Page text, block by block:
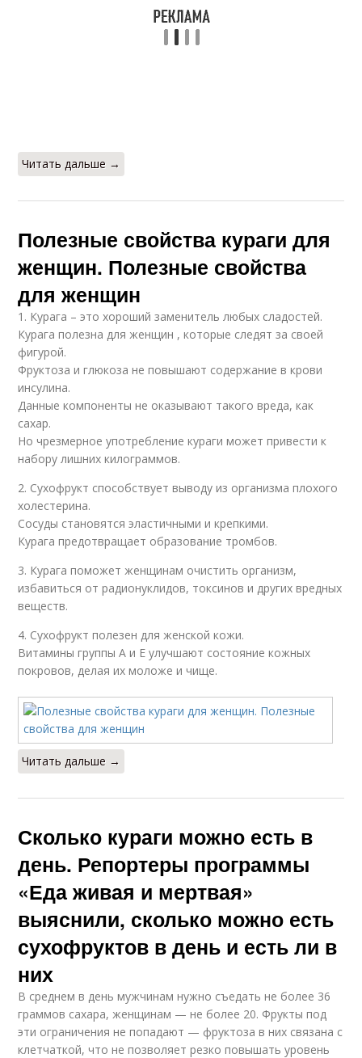
Читать дальше →
Полезные свойства кураги для
женщин. Полезные свойства
для женщин
1. Курага – это хороший заменитель любых сладостей.
Курага полезна для женщин , которые следят за своей
фигурой.
Фруктоза и глюкоза не повышают содержание в крови
инсулина.
Данные компоненты не оказывают такого вреда, как
сахар.
Но чрезмерное употребление кураги может привести к
набору лишних килограммов.
2. Сухофрукт способствует выводу из организма плохого
холестерина.
Сосуды становятся эластичными и крепкими.
Курага предотвращает образование тромбов.
3. Курага поможет женщинам очистить организм,
избавиться от радионуклидов, токсинов и других вредных
веществ.
4. Сухофрукт полезен для женской кожи.
Витамины группы А и Е улучшают состояние кожных
покровов, делая их моложе и чище.
Читать дальше →
Сколько кураги можно есть в
день. Репортеры программы
«Еда живая и мертвая»
выяснили, сколько можно есть
сухофруктов в день и есть ли в
них
В среднем в день мужчинам нужно съедать не более 36
граммов сахара, женщинам — не более 20. Фрукты под
эти ограничения не попадают — фруктоза в них связана с
клетчаткой, что не позволяет резко повышать уровень